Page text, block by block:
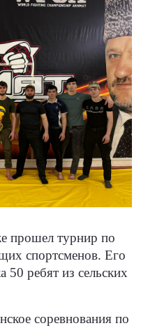
прошел турнир по
спортсменов. Его
50 ребят из сельских
соревнования по